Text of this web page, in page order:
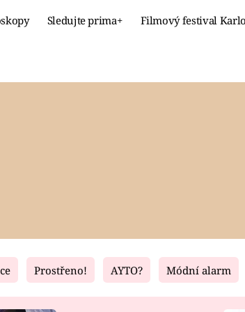
Sledujte prima+ Filmový festival
Fresh Living
Prostřeno! AYTO? Módní alarm